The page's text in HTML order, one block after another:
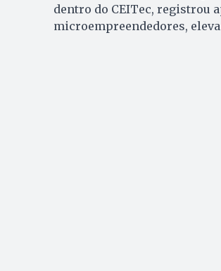
dentro do CEITec, registrou
microempreendedores,